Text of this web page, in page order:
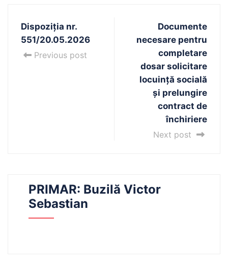
Dispoziția nr.
551/20.05.2026
Previous post
Documente
necesare pentru
completare
dosar solicitare
locuință socială
și prelungire
contract de
închiriere
Next post
PRIMAR: Buzilă Victor
Sebastian